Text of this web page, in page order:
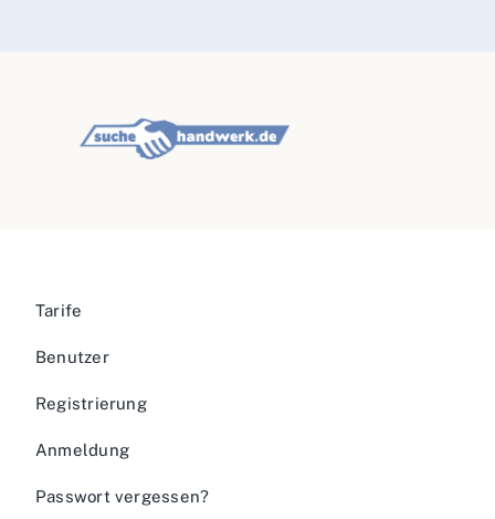
Tarife
Benutzer
Registrierung
Anmeldung
Passwort vergessen?